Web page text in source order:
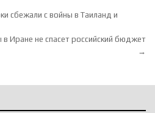
записям
сбежали с войны в Таиланд и
Иране не спасет российский бюджет
→